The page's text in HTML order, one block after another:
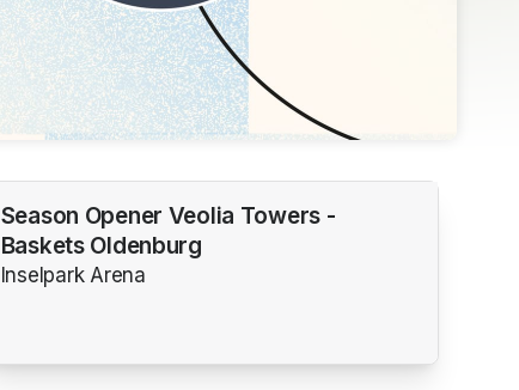
Season Opener Veolia Towers -
Baskets Oldenburg
Inselpark Arena